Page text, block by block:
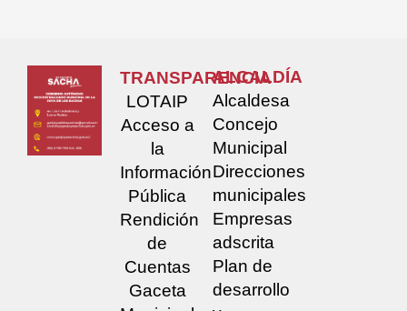
TRANSPARENCIA
LOTAIP
Acceso a
la
Información
Pública
Rendición
de
Cuentas
Gaceta
ALCALDÍA
Alcaldesa
Concejo
Municipal
Direcciones
municipales
Empresas
adscrita
Plan de
desarrollo